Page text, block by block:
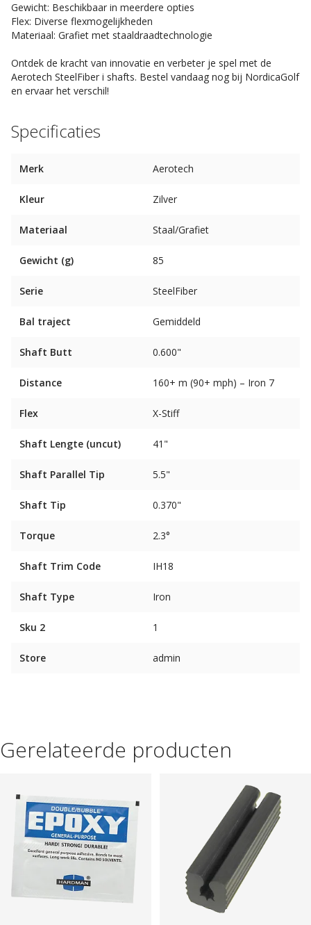
Gewicht: Beschikbaar in meerdere opties
Flex: Diverse flexmogelijkheden
Materiaal: Grafiet met staaldraadtechnologie
Ontdek de kracht van innovatie en verbeter je spel met de
Aerotech SteelFiber i shafts. Bestel vandaag nog bij NordicaGolf
en ervaar het verschil!
Specificaties
Merk Aerotech
Kleur Zilver
Materiaal Staal/Grafiet
Gewicht (g) 85
Serie SteelFiber
Bal traject Gemiddeld
Shaft Butt 0.600"
Distance 160+ m (90+ mph) – Iron 7
Flex X-Stiff
Shaft Lengte (uncut) 41"
Shaft Parallel Tip 5.5"
Shaft Tip 0.370"
Torque 2.3°
Shaft Trim Code IH18
Shaft Type Iron
Sku 2 1
Store admin
Gerelateerde producten